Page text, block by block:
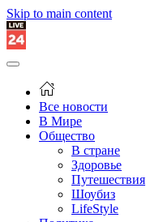
Skip to main content
Все новости
В Мире
Общество
В стране
Здоровье
Путешествия
Шоубиз
LifeStyle